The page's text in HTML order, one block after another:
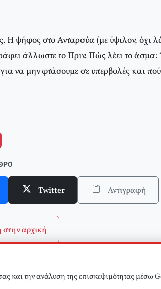
Η ψήφος στο Ανταρσύα (με ύψιλον, όχι
άλλωστε το Πριν. Πώς λέει το
να μην φτάσουμε σε υπερβολές και
Twitter Αντιγραφή
αρχική
και την ανάλυση της επισκεψιμότητας